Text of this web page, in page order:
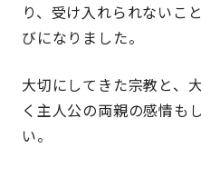
り、受け入れられないこ
びになりました。
大切にしてきた宗教と、
く主人公の両親の感情も
い。